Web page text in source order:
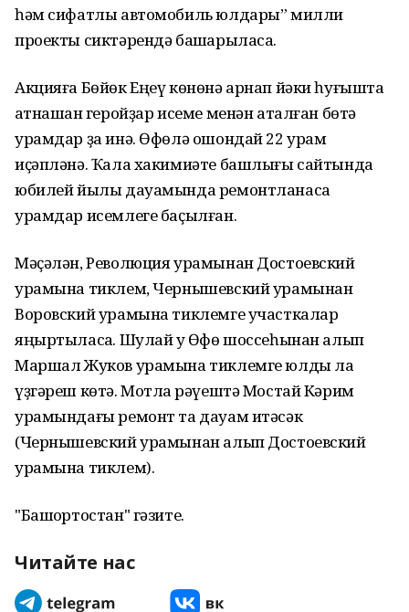
һәм сифатлы автомобиль юлдары” милли
проекты сиктәрендә башҡарыласаҡ.
Акцияға Бөйөк Еңеү көнөнә арнап йәки һуғышта
ҡатнашҡан геройҙар исеме менән аталған бөтә
урамдар ҙа инә. Өфөлә ошондай 22 урам
иҫәпләнә. Ҡала хакимиәте башлығы сайтында
юбилей йылы дауамында ремонтланасаҡ
урамдар исемлеге баҫылған.
Мәҫәлән, Революция урамынан Достоевский
урамына тиклем, Чернышевский урамынан
Воровский урамына тиклемге участкалар
яңыртыласаҡ. Шулай уҡ Өфө шоссеһынан алып
Маршал Жуков урамына тиклемге юлды ла
үҙгәреш көтә. Мотлаҡ рәүештә Мостай Кәрим
урамындағы ремонт та дауам итәсәк
(Чернышевский урамынан алып Достоевский
урамына тиклем).
"Башҡортостан" гәзите.
Читайте нас